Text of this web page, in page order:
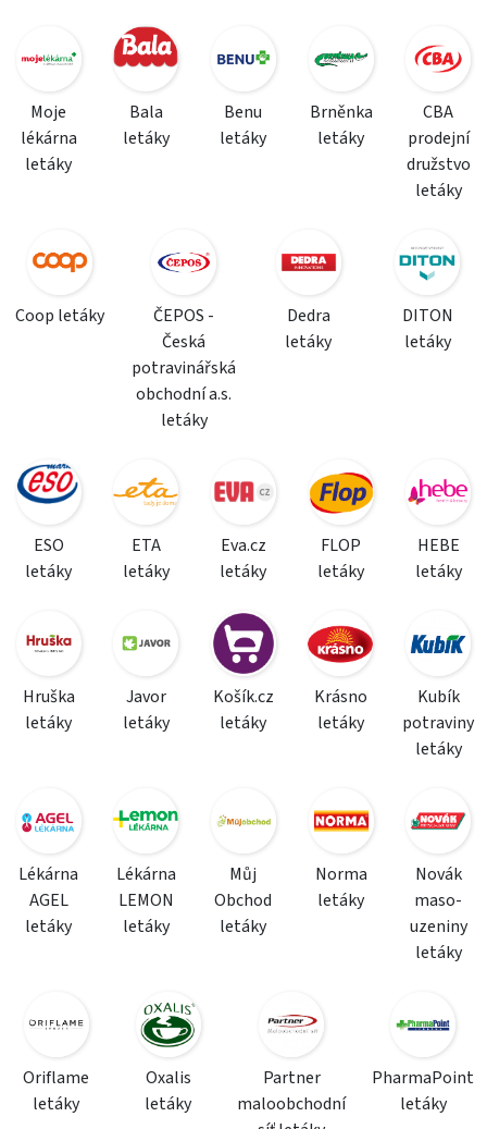
Moje
lékárna
letáky
Bala
letáky
Benu
letáky
Brněnka
letáky
CBA
prodejní
družstvo
letáky
Coop letáky
ČEPOS -
Česká
potravinářská
obchodní a.s.
letáky
Dedra
letáky
DITON
letáky
ESO
letáky
ETA
letáky
Eva.cz
letáky
FLOP
letáky
HEBE
letáky
Hruška
letáky
Javor
letáky
Košík.cz
letáky
Krásno
letáky
Kubík
potraviny
letáky
Lékárna
AGEL
letáky
Lékárna
LEMON
letáky
Můj
Obchod
letáky
Norma
letáky
Novák
maso-
uzeniny
letáky
Oriflame
letáky
Oxalis
letáky
Partner
maloobchodní
PharmaPoint
letáky